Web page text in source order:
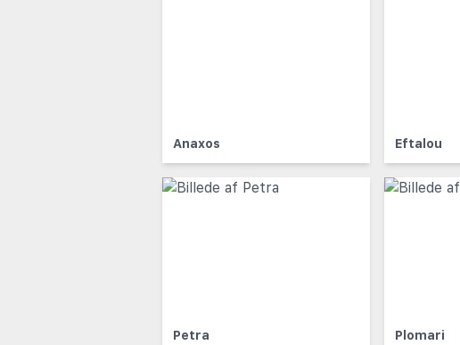
Anaxos Eftalou
Petra Plomari